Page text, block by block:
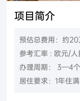
项目简介
预估总费用：约20
参考汇率 : 欧元/人
办理周期： 3—4
居住要求：1年住